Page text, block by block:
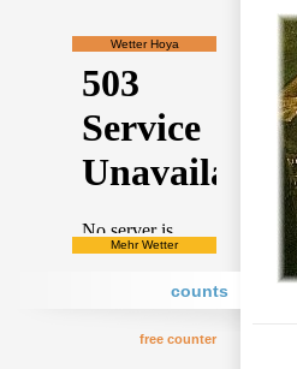
Wetter Hoya
Mehr Wetter
counts
free counter